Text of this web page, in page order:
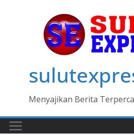
Menyajikan Berita